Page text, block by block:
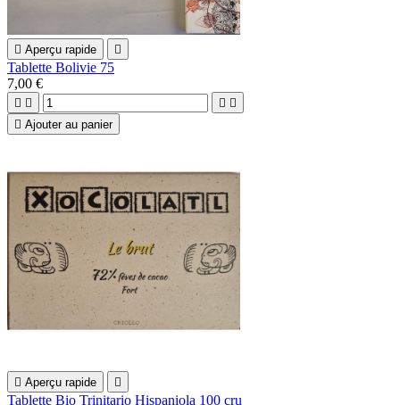
 Aperçu rapide 
Tablette Bolivie 75
7,00 €
   
 Ajouter au panier
 Aperçu rapide 
Tablette Bio Trinitario Hispaniola 100 cru